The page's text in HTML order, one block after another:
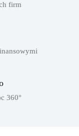
firm
360°